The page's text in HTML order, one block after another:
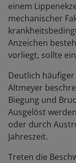
einem
mechanischer
Anzeichen
vorliegt, sollte
Deutlich
Altmeyer
Biegung und
Ausgelöst
oder durch
Jahreszeit.
Treten die